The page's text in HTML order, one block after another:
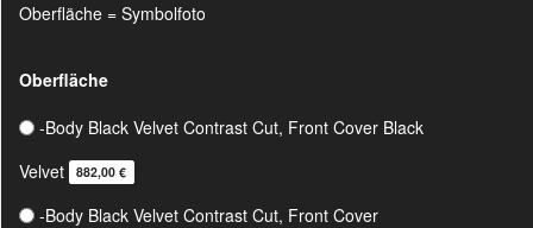
Oberfläche = Symbolfoto
Oberfläche
-Body Black Velvet Contrast Cut, Front Cover Black
Velvet
882,00 €
-Body Black Velvet Contrast Cut, Front Cover